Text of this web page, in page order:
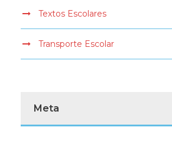
Textos Escolares
Transporte Escolar
Meta